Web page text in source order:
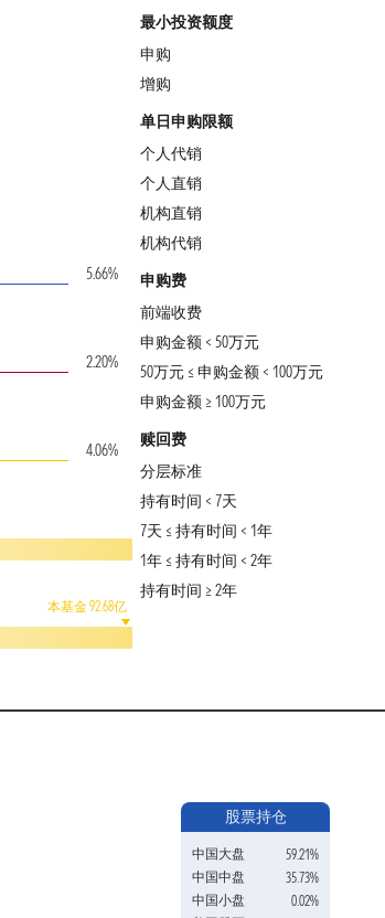
5.66%
2.20%
4.06%
本基金 92.68亿
最小投资额度
申购
增购
单日申购限额
个人代销
个人直销
机构直销
机构代销
申购费
前端收费
申购金额 < 50万元
50万元 ≤ 申购金额 < 100万元
申购金额 ≥ 100万元
赎回费
分层标准
持有时间 < 7天
7天 ≤ 持有时间 < 1年
1年 ≤ 持有时间 < 2年
持有时间 ≥ 2年
股票持仓
中国大盘
59.21%
中国中盘
35.73%
中国小盘
0.02%